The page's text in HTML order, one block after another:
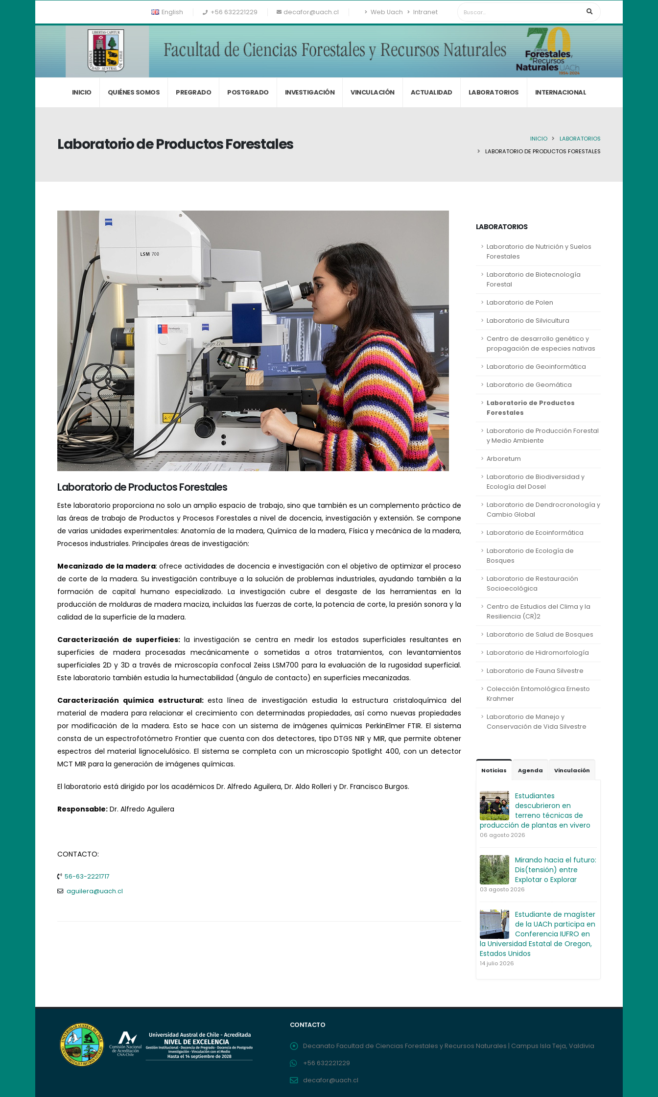
English +56 632221229 decafor@uach.cl Web Uach Intranet
INICIO QUIÉNES SOMOS PREGRADO POSTGRADO INVESTIGACIÓN VINCULACIÓN ACTUALIDAD LABORATORIOS INTERNACIONAL
Laboratorio de Productos Forestales INICIO
LABORATORIOS
LABORATORIO DE PRODUCTOS FORESTALES
Laboratorio de Productos Forestales
Este laboratorio proporciona no solo un amplio espacio de trabajo, sino que también es un complemento práctico de
las áreas de trabajo de Productos y Procesos Forestales a nivel de docencia, investigación y extensión. Se compone
de varias unidades experimentales: Anatomía de la madera, Química de la madera, Física y mecánica de la madera,
Procesos industriales. Principales áreas de investigación:
Mecanizado de la madera: ofrece actividades de docencia e investigación con el objetivo de optimizar el proceso
de corte de la madera. Su investigación contribuye a la solución de problemas industriales, ayudando también a la
formación de capital humano especializado. La investigación cubre el desgaste de las herramientas en la
producción de molduras de madera maciza, incluidas las fuerzas de corte, la potencia de corte, la presión sonora y la
calidad de la superficie de la madera.
Caracterización de superficies:la investigación se centra en medir los estados superficiales resultantes en
superficies de madera procesadas mecánicamente o sometidas a otros tratamientos, con levantamientos
superficiales 2D y 3D a través de microscopía confocal Zeiss LSM700 para la evaluación de la rugosidad superficial.
Este laboratorio también estudia la humectabilidad (ángulo de contacto) en superficies mecanizadas.
Caracterización química estructural: esta línea de investigación estudia la estructura cristaloquímica del
material de madera para relacionar el crecimiento con determinadas propiedades, así como nuevas propiedades
por modificación de la madera. Esto se hace con un sistema de imágenes químicas PerkinElmer FTIR. El sistema
consta de un espectrofotómetro Frontier que cuenta con dos detectores, tipo DTGS NIR y MIR, que permite obtener
espectros del material lignocelulósico. El sistema se completa con un microscopio Spotlight 400, con un detector
MCT MIR para la generación de imágenes químicas.
El laboratorio está dirigido por los académicos Dr. Alfredo Aguilera, Dr. Aldo Rolleri y Dr. Francisco Burgos.
Responsable: Dr. Alfredo Aguilera
CONTACTO:
56-63-2221717
aguilera@uach.cl
LABORATORIOS
Laboratorio de Nutrición y Suelos
Forestales
Laboratorio de Biotecnología
Forestal
Laboratorio de Polen
Laboratorio de Silvicultura
Centro de desarrollo genético y
propagación de especies nativas
Laboratorio de Geoinformática
Laboratorio de Geomática
Laboratorio de Productos
Forestales
Laboratorio de Producción Forestal
y Medio Ambiente
Arboretum
Laboratorio de Biodiversidad y
Ecología del Dosel
Laboratorio de Dendrocronología y
Cambio Global
Laboratorio de Ecoinformática
Laboratorio de Ecología de
Bosques
Laboratorio de Restauración
Socioecológica
Centro de Estudios del Clima y la
Resiliencia (CR)2
Laboratorio de Salud de Bosques
Laboratorio de Hidromorfología
Laboratorio de Fauna Silvestre
Colección Entomológica Ernesto
Krahmer
Laboratorio de Manejo y
Conservación de Vida Silvestre
Noticias Agenda Vinculación
Estudiantes
descubrieron en
terreno técnicas de
producción de plantas en vivero
06 agosto 2026
Mirando hacia el futuro:
Dis(tensión) entre
Explotar o Explorar
03 agosto 2026
Estudiante de magíster
de la UACh participa en
Conferencia IUFRO en
la Universidad Estatal de Oregon,
Estados Unidos
14 julio 2026
CONTACTO
Decanato Facultad de Ciencias Forestales y Recursos Naturales | Campus Isla Teja, Valdivia
+56 632221229
decafor@uach.cl